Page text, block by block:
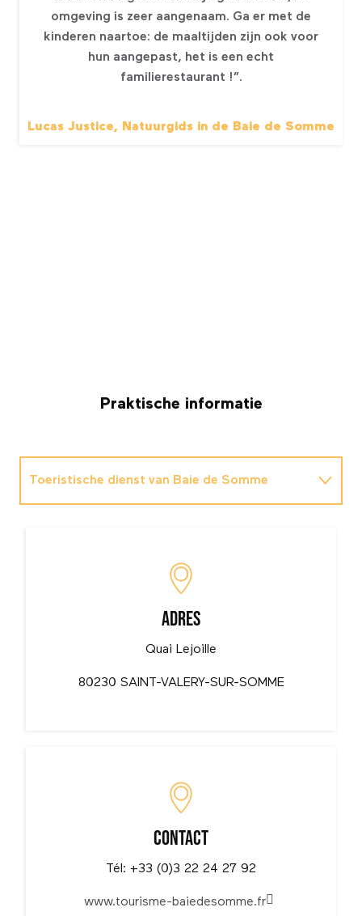
omgeving is zeer aangenaam. Ga er met de
kinderen naartoe: de maaltijden zijn ook voor
hun aangepast, het is een echt
familierestaurant !”.
Lucas Justice, Natuurgids in de Baie de Somme
Praktische informatie
Toeristische dienst van Baie de Somme
Adres
Quai Lejoille
80230 SAINT-VALERY-SUR-SOMME
Contact
Tél: +33 (0)3 22 24 27 92
www.tourisme-baiedesomme.fr